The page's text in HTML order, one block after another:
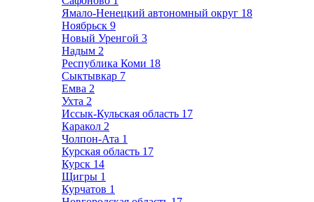
Ямало-Ненецкий автономный округ 18
Ноябрьск 9
Новый Уренгой 3
Надым 2
Республика Коми 18
Сыктывкар 7
Емва 2
Ухта 2
Иссык-Кульская область 17
Каракол 2
Чолпон-Ата 1
Курская область 17
Курск 14
Щигры 1
Курчатов 1